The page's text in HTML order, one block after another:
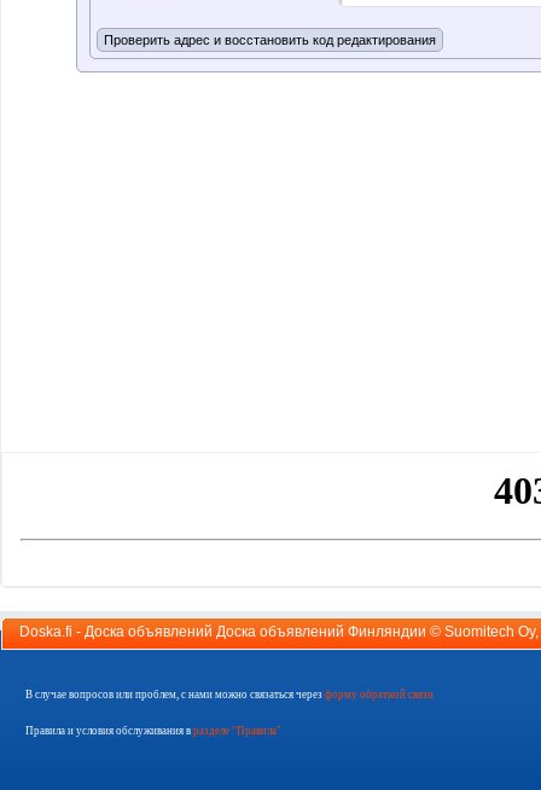
Doska.fi - Доска объявлений Доска объявлений Финляндии © Suomitech Oy
В случае вопросов или проблем, с нами можно связаться через форму обратной связи
Правила и условия обслуживания в разделе "Правила"